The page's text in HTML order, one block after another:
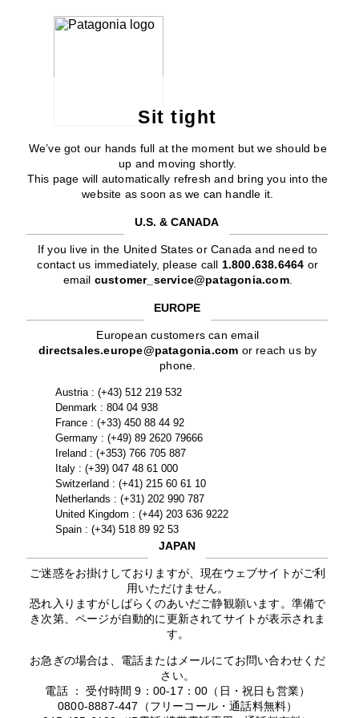
Sit tight
We’ve got our hands full at the moment but we should be
up and moving shortly.
This page will automatically refresh and bring you into the
website as soon as we can handle it.
U.S. & CANADA
If you live in the United States or Canada and need to
contact us immediately, please call 1.800.638.6464 or
email customer_service@patagonia.com.
EUROPE
European customers can email
directsales.europe@patagonia.com or reach us by
phone.
Austria : (+43) 512 219 532
Denmark : 804 04 938
France : (+33) 450 88 44 92
Germany : (+49) 89 2620 79666
Ireland : (+353) 766 705 887
Italy : (+39) 047 48 61 000
Switzerland : (+41) 215 60 61 10
Netherlands : (+31) 202 990 787
United Kingdom : (+44) 203 636 9222
Spain : (+34) 518 89 92 53
JAPAN
ご迷惑をお掛けしておりますが、現在ウェブサイトがご利
用いただけません。
恐れ入りますがしばらくのあいだご静観願います。準備で
き次第、ページが自動的に更新されてサイトが表示されま
す。
お急ぎの場合は、電話またはメールにてお問い合わせくだ
さい。
電話 ： 受付時間 9：00-17：00（日・祝日も営業）
0800-8887-447（フリーコール・通話料無料）